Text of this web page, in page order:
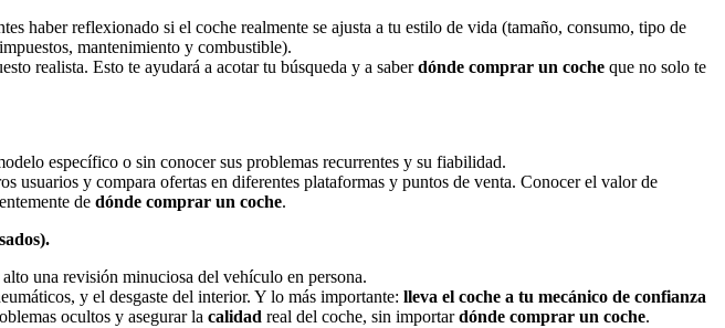
haber reflexionado si el coche realmente se ajusta a tu estilo de vida (tamaño, consumo, tipo de
mantenimiento y combustible).
realista. Esto te ayudará a acotar tu búsqueda y a saberdónde comprar un coche que no solo te
específico o sin conocer sus problemas recurrentes y su fiabilidad.
usuarios y compara ofertas en diferentes plataformas y puntos de venta. Conocer el valor de
de dónde comprar un coche.
una revisión minuciosa del vehículo en persona.
y el desgaste del interior. Y lo más importante: lleva el coche a tu mecánico de confianza
ocultos y asegurar la calidad real del coche, sin importardónde comprar un coche.